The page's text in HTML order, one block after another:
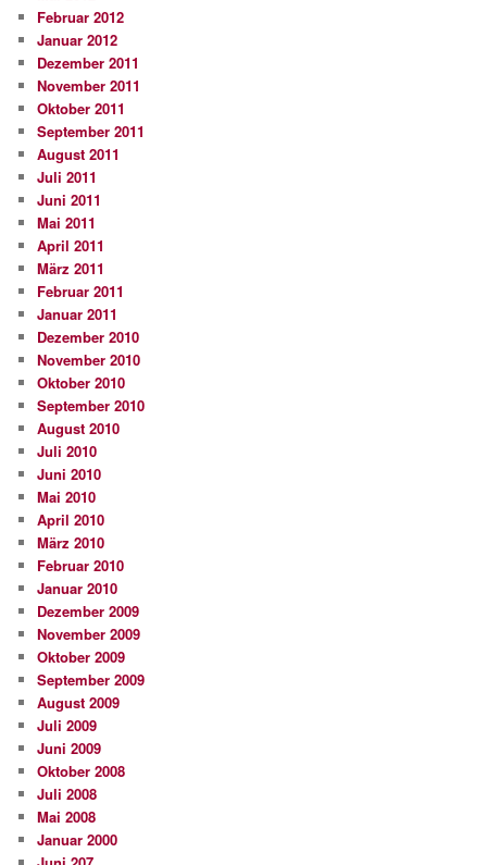
Februar 2012
Januar 2012
Dezember 2011
November 2011
Oktober 2011
September 2011
August 2011
Juli 2011
Juni 2011
Mai 2011
April 2011
März 2011
Februar 2011
Januar 2011
Dezember 2010
November 2010
Oktober 2010
September 2010
August 2010
Juli 2010
Juni 2010
Mai 2010
April 2010
März 2010
Februar 2010
Januar 2010
Dezember 2009
November 2009
Oktober 2009
September 2009
August 2009
Juli 2009
Juni 2009
Oktober 2008
Juli 2008
Mai 2008
Januar 2000